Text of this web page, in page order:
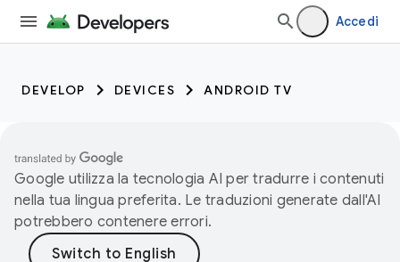
Accedi
DEVELOP DEVICES ANDROID TV
Google utilizza la tecnologia AI per tradurre i contenuti
nella tua lingua preferita. Le traduzioni generate dall'AI
potrebbero contenere errori.